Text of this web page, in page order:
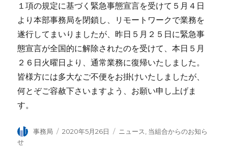
１項の規定に基づく緊急事態宣言を受けて５月４日
より本部事務局を閉鎖し、リモートワークで業務を
遂行してまいりましたが、昨日５月２５日に緊急事
態宣言が全国的に解除されたのを受けて、本日５月
２６日火曜日より、通常業務に復帰いたしました。
皆様方には多大なご不便をお掛けいたしましたが、
何とぞご容赦下さいますよう、お願い申し上げま
す。
投
事務局
投
2020年5月26日
カ
ニュース 当組合からのお知ら
せ